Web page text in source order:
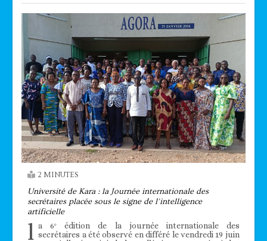
2 MINUTES
Université de Kara : la Journée internationale des
secrétaires placée sous le signe de l’intelligence
artificielle
l a 6ᵉ édition de la journée internationale des
secrétaires a été observé en différé le vendredi 19 juin